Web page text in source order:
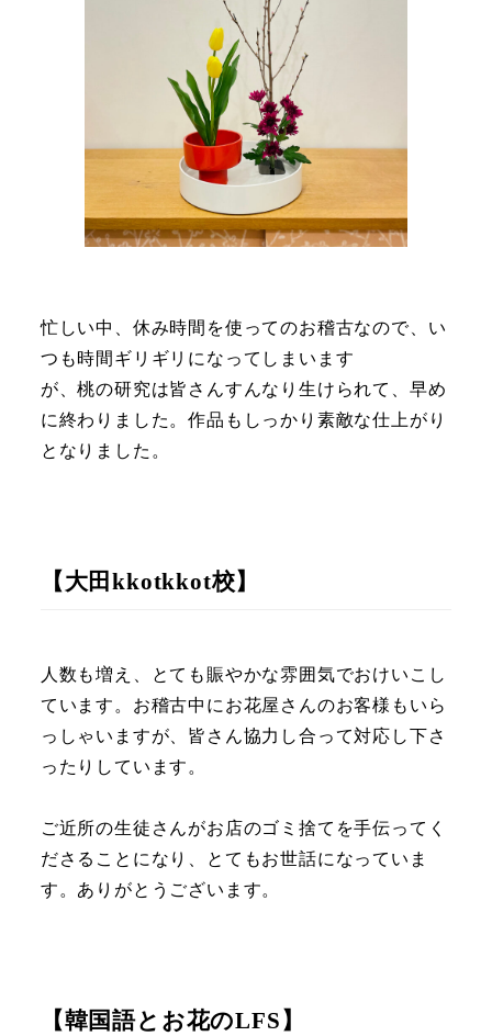
忙しい中、休み時間を使ってのお稽古なので、い
つも時間ギリギリになってしまいます
が、桃の研究は皆さんすんなり生けられて、早め
に終わりました。作品もしっかり素敵な仕上がり
となりました。
【大田kkotkkot校】
人数も増え、とても賑やかな雰囲気でおけいこし
ています。お稽古中にお花屋さんのお客様もいら
っしゃいますが、皆さん協力し合って対応し下さ
ったりしています。
ご近所の生徒さんがお店のゴミ捨てを手伝ってく
ださることになり、とてもお世話になっていま
す。ありがとうございます。
【韓国語とお花のLFS】